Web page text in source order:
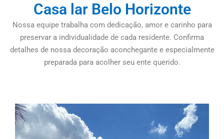
Casa lar Belo Horizonte
Nossa equipe trabalha com dedicação, amor e carinho para
preservar a individualidade de cada residente. Confirma
detalhes de nossa decoração aconchegante e especialmente
preparada para acolher seu ente querido.